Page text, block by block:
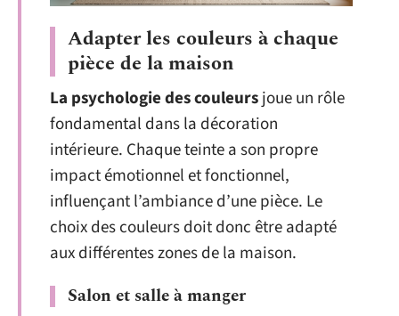
Adapter les couleurs à chaque
pièce de la maison
La psychologie des couleursjoue un rôle
fondamental dans la décoration
intérieure. Chaque teinte a son propre
impact émotionnel et fonctionnel,
influençant l’ambiance d’une pièce. Le
choix des couleurs doit donc être adapté
aux différentes zones de la maison.
Salon et salle à manger